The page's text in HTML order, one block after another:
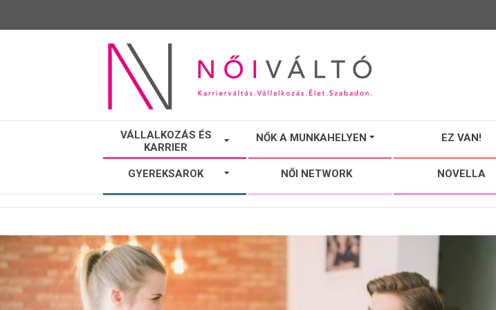
NŐI
VÁLTÓ
VÁLLALKOZÁS ÉS
KARRIER
NŐK A MUNKAHELYEN EZ VAN!
GYEREKSAROK NŐI NETWORK NOVELLA